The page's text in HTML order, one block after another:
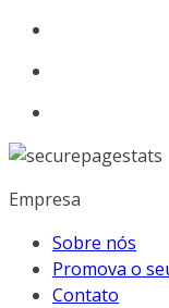
Empresa
Sobre nós
Promova o
Contato